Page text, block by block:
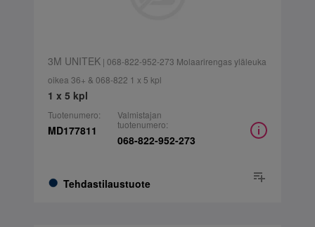
3M UNITEK| 068-822-952-273 Molaarirengas yläleuka
oikea 36+ & 068-822 1 x 5 kpl
1 x 5 kpl
Tuotenumero:
MD177811
Tehdastilaustuote
Valmistajan
tuotenumero:
068-822-952-273